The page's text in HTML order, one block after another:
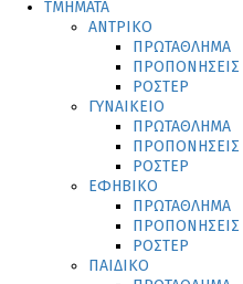
ΤΜΗΜΑΤΑ
ΑΝΤΡΙΚΟ
ΠΡΩΤΑΘΛΗΜΑ
ΠΡΟΠΟΝΗΣΕΙΣ
ΡΟΣΤΕΡ
ΓΥΝΑΙΚΕΙΟ
ΠΡΩΤΑΘΛΗΜΑ
ΠΡΟΠΟΝΗΣΕΙΣ
ΡΟΣΤΕΡ
ΕΦΗΒΙΚΟ
ΠΡΩΤΑΘΛΗΜΑ
ΠΡΟΠΟΝΗΣΕΙΣ
ΡΟΣΤΕΡ
ΠΑΙΔΙΚΟ